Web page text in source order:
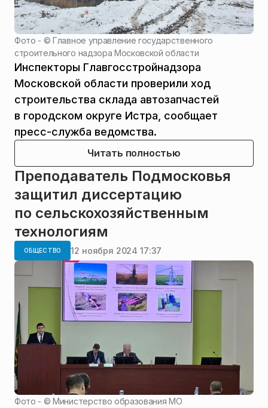
Фото - ©Главное управление государственного
строительного надзора Московской области
Инспекторы Главгосстройнадзора
Московской области проверили ход
строительства склада автозапчастей
в городском округе Истра, сообщает
пресс-служба ведомства.
Читать полностью
Преподаватель Подмосковья
защитил диссертацию
по сельскохозяйственным
технологиям
ОБЩЕСТВО 12 ноября 2024 17:37
Фото - ©Министерство образования МО